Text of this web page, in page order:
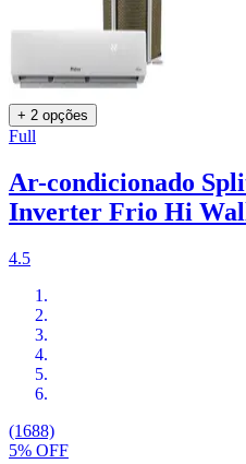
+ 2 opções
Full
Ar-condicionado
Inverter Frio Hi
4.5
(1688)
5% OFF